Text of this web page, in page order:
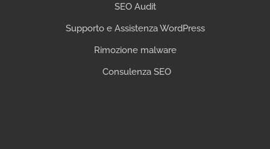
SEO Audit
Supporto e Assistenza WordPress
Rimozione malware
Consulenza SEO